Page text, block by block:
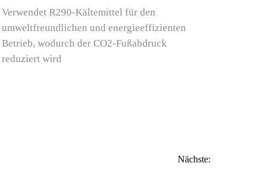
Verwendet R290-Kältemittel für den
umweltfreundlichen und energieeffizienten
Betrieb, wodurch der CO2-Fußabdruck
reduziert wird
Nächste: